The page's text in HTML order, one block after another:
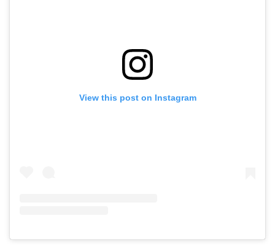
View this post on Instagram